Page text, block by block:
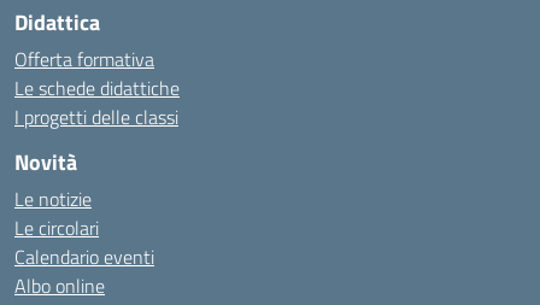
Didattica
Offerta formativa
Le schede didattiche
I progetti delle classi
Novità
Le notizie
Le circolari
Calendario eventi
Albo online